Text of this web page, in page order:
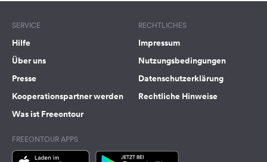
SERVICE
Hilfe
Über uns
Presse
Kooperationspartner werden
Was ist Freeontour
RECHTLICHES
Impressum
Nutzungsbedingungen
Datenschutzerklärung
Rechtliche Hinweise
FREEONTOUR APPS